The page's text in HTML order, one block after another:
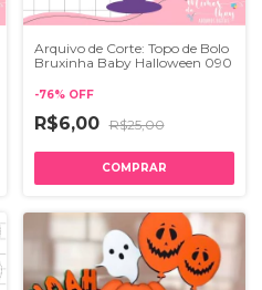
Arquivo de Corte: Topo de Bolo
Bruxinha Baby Halloween 090
-76% OFF
R$6,00 R$25,00